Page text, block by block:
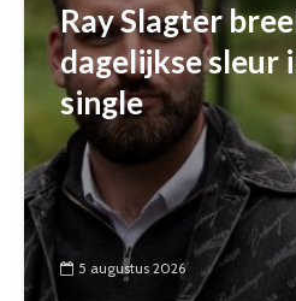
Ray Slagter
dagelijkse sleur
single
5 augustus 2026